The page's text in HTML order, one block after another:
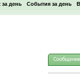
день События за день